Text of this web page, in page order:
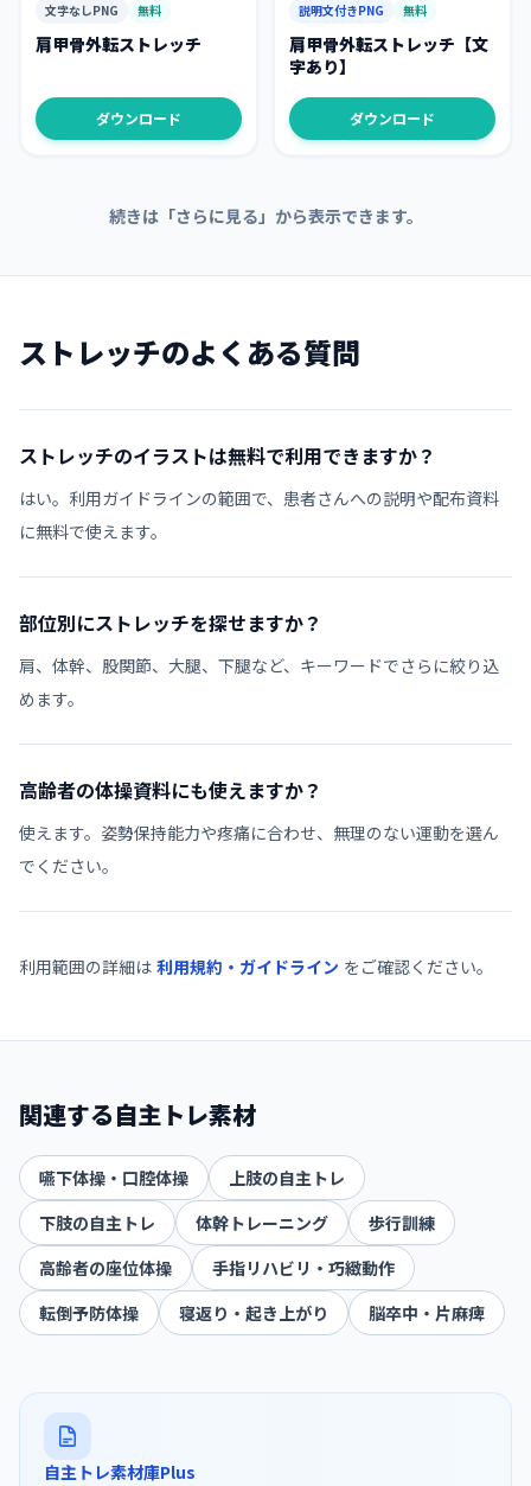
文字なしPNG 無料
肩甲骨外転ストレッチ
ダウンロード
説明文付きPNG 無料
肩甲骨外転ストレッチ【文
字あり】
ダウンロード
続きは「さらに見る」から表示できます。
ストレッチのよくある質問
ストレッチのイラストは無料で利用できますか？
はい。利用ガイドラインの範囲で、患者さんへの説明や配布資料
に無料で使えます。
部位別にストレッチを探せますか？
肩、体幹、股関節、大腿、下腿など、キーワードでさらに絞り込
めます。
高齢者の体操資料にも使えますか？
使えます。姿勢保持能力や疼痛に合わせ、無理のない運動を選ん
でください。
利用範囲の詳細は 利用規約・ガイドライン をご確認ください。
関連する自主トレ素材
嚥下体操・口腔体操
上肢の自主トレ
下肢の自主トレ
体幹トレーニング
歩行訓練
高齢者の座位体操
手指リハビリ・巧緻動作
転倒予防体操
寝返り・起き上がり 脳卒中・片麻痺
自主トレ素材庫Plus